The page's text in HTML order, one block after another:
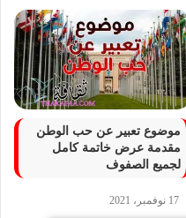
موضوع تعبير عن حب الوطن
مقدمة عرض خاتمة كامل
لجميع الصفوف
17 نوفمبر، 2021